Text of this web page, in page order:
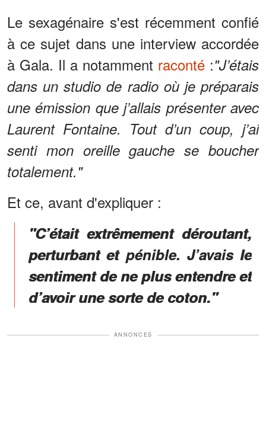
Le sexagénaire s'est récemment confié
à ce sujet dans une interview accordée
à Gala. Il a notamment raconté :​"J’étais
dans un studio de radio où je préparais
une émission que j’allais présenter avec
Laurent Fontaine. Tout d’un coup, j’ai
senti mon oreille gauche se boucher
totalement."
Et ce, avant d'expliquer :
"C’était extrêmement déroutant,
perturbant et pénible. J’avais le
sentiment de ne plus entendre et
d’avoir une sorte de coton."
ANNONCES